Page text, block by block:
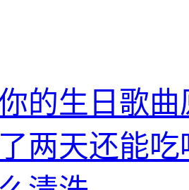
的生日歌曲
两天还能吃